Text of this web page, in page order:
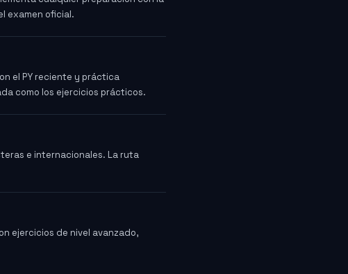
examen oficial.
el PY reciente y práctica
como los ejercicios prácticos.
e internacionales. La ruta
ejercicios de nivel avanzado,